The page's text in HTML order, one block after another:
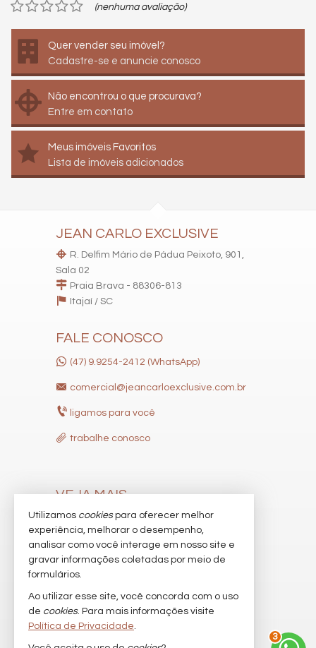
(nenhuma avaliação)
Quer vender seu imóvel?
Cadastre-se e anuncie conosco
Não encontrou o que procurava?
Entre em contato
Meus imóveis Favoritos
Lista de imóveis adicionados
JEAN CARLO EXCLUSIVE
R. Delfim Mário de Pádua Peixoto, 901,
Sala 02
Praia Brava - 88306-813
Itajaí / SC
FALE CONOSCO
(47) 9.9254-2412 (WhatsApp)
comercial@jeancarloexclusive.com.br
ligamos para você
trabalhe conosco
VEJA MAIS
receba nosso newsletter
indicadores financeiros
imóveis favoritos
mapa de imóveis
3
Utilizamos cookiespara oferecer melhor
experiência, melhorar o desempenho,
analisar como você interage em nosso site e
gravar informações coletadas por meio de
formulários.
Ao utilizar esse site, você concorda com o uso
de cookies. Para mais informações visite
Política de Privacidade.